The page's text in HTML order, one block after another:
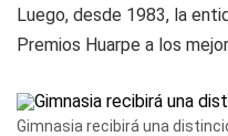
Luego, desde 1983, la
Premios Huarpe a los
Gimnasia recibirá una